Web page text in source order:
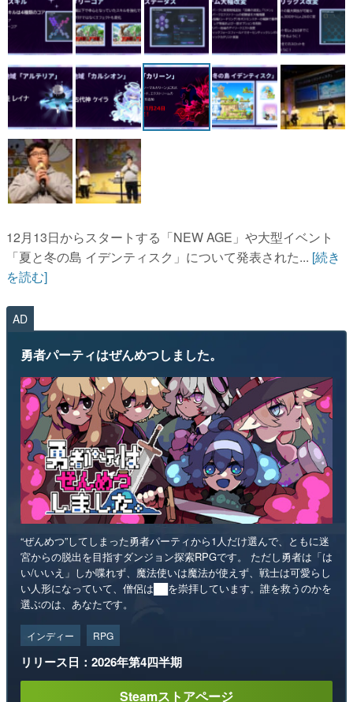
運営：株式会社マレ
12月13日からスタートする「NEW AGE」や大型イベント
「夏と冬の島 イデンティスク」について発表された... [続き
を読む]
AD
勇者パーティはぜんめつしました。
“ぜんめつ”してしまった勇者パーティから1人だけ選んで、ともに迷
宮からの脱出を目指すダンジョン探索RPGです。 ただし勇者は「は
い/いいえ」しか喋れず、魔法使いは魔法が使えず、戦士は可愛らし
い人形になっていて、僧侶は██を崇拝しています。誰を救うのかを
選ぶのは、あなたです。
インディー RPG
リリース日：2026年第4四半期
Steamストアページ